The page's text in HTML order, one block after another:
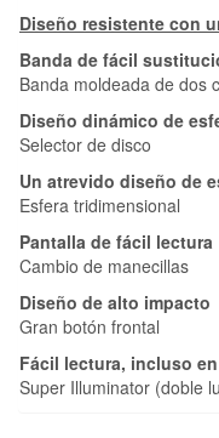
Diseño resistente con
Banda de fácil
Banda moldeada de dos
Diseño dinámico de
Selector de disco
Un atrevido diseño de
Esfera tridimensional
Pantalla de fácil lectura
Cambio de manecillas
Diseño de alto impacto
Gran botón frontal
Fácil lectura, incluso
Super Illuminator (doble